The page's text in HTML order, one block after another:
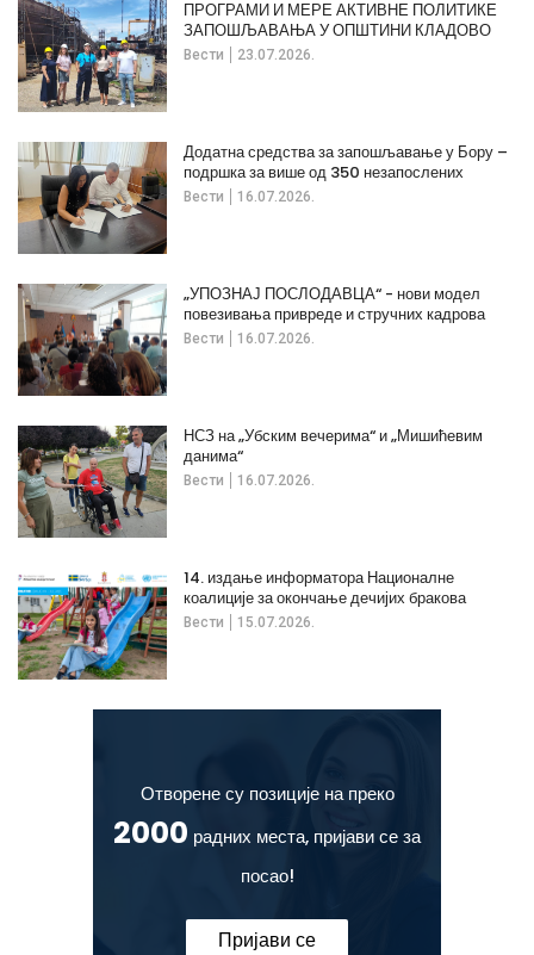
Вести 23.07.2026.
ПРОГРАМИ И МЕРЕ АКТИВНЕ ПОЛИТИКЕ
ЗАПОШЉАВАЊА У ОПШТИНИ КЛАДОВО
Вести 16.07.2026.
Додатна средства за запошљавање у Бору –
подршка за више од 350 незапослених
Вести 16.07.2026.
„УПОЗНАЈ ПОСЛОДАВЦА“ - нови модел
повезивања привреде и стручних кадрова
Вести 16.07.2026.
НСЗ на „Убским вечерима“ и „Мишићевим
данима“
Вести 15.07.2026.
14. издање информатора Националне
коалиције за окончање дечијих бракова
Отворене су позиције на преко
2000 радних места, пријави се за
посао!
Пријави се